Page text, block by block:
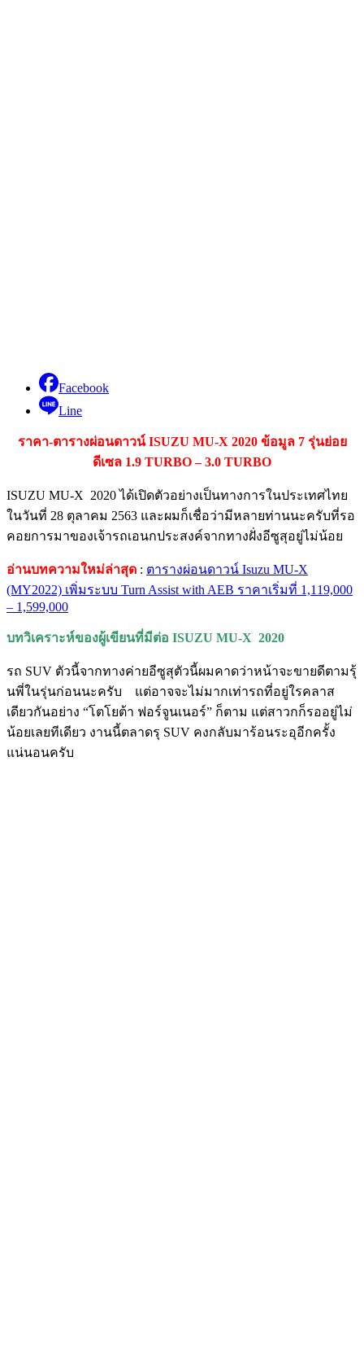
Facebook
Line
ราคา-ตารางผ่อนดาวน์ ISUZU MU-X 2020 ข้อมูล 7 รุ่นย่อย
ดีเซล 1.9 TURBO – 3.0 TURBO
ISUZU MU-X 2020 ได้เปิดตัวอย่างเป็นทางการในประเทศไทย
ในวันที่ 28 ตุลาคม 2563 และผมก็เชื่อว่ามีหลายท่านนะครับที่รอ
คอยการมาของเจ้ารถเอนกประสงค์จากทางฝั่งอีซูสุอยู่ไม่น้อย
อ่านบทความใหม่ล่าสุด : ตารางผ่อนดาวน์ Isuzu MU-X
(MY2022) เพิ่มระบบ Turn Assist with AEB ราคาเริ่มที่ 1,119,000
– 1,599,000
บทวิเคราะห์ของผู้เขียนที่มีต่อ ISUZU MU-X 2020
รถ SUV ตัวนี้จากทางค่ายอีซูสุตัวนี้ผมคาดว่าหน้าจะขายดีตามรุ้
นพี่ในรุ่นก่อนนะครับ แต่อาจจะไม่มากเท่ารถที่อยู่ใรคลาส
เดียวกันอย่าง “โตโยต้า ฟอร์จูนเนอร์” ก็ตาม แต่สาวกก็รออยู่ไม่
น้อยเลยทีเดียว งานนี้ตลาดรุ SUV คงกลับมาร้อนระอุอีกครั้ง
แน่นอนครับ